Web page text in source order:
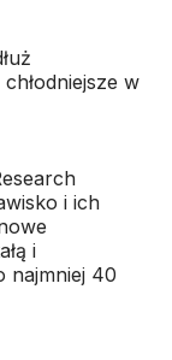
w
i ich
i
najmniej 40